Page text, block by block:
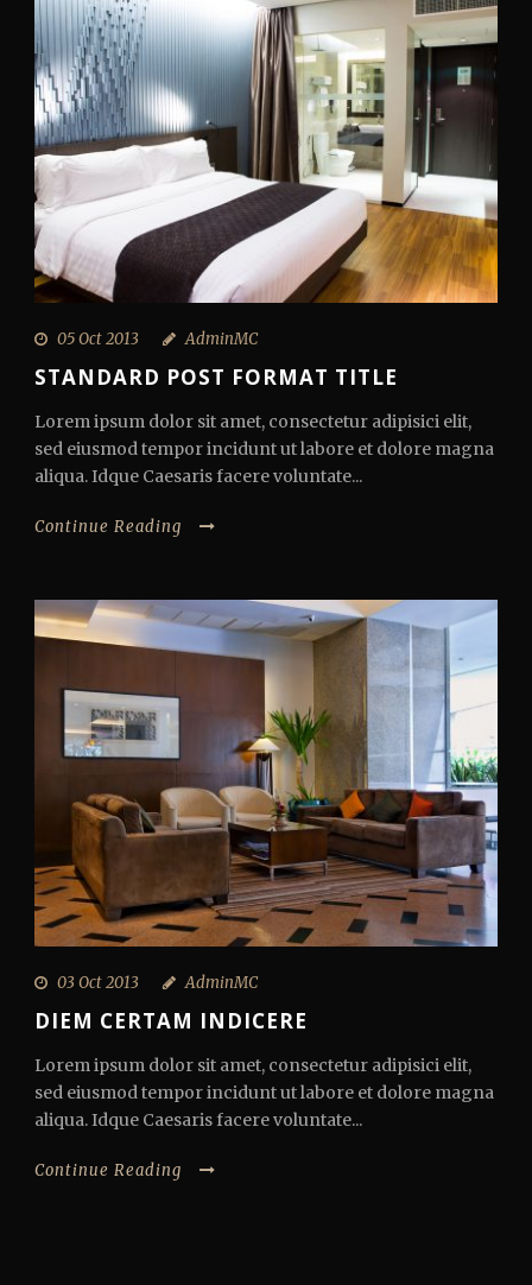
05 Oct 2013 AdminMC
STANDARD POST FORMAT TITLE
Lorem ipsum dolor sit amet, consectetur adipisici elit,
sed eiusmod tempor incidunt ut labore et dolore magna
aliqua. Idque Caesaris facere voluntate...
Continue Reading
03 Oct 2013 AdminMC
DIEM CERTAM INDICERE
Lorem ipsum dolor sit amet, consectetur adipisici elit,
sed eiusmod tempor incidunt ut labore et dolore magna
aliqua. Idque Caesaris facere voluntate...
Continue Reading